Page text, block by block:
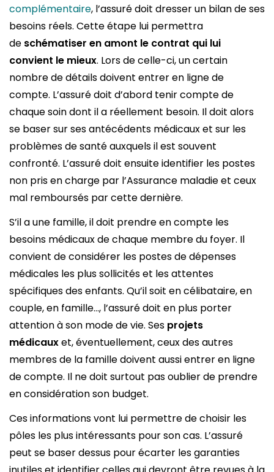
complémentaire, l’assuré doit dresser un bilan de ses
besoins réels. Cette étape lui permettra
de schématiser en amont le contrat qui lui
convient le mieux. Lors de celle-ci, un certain
nombre de détails doivent entrer en ligne de
compte. L’assuré doit d’abord tenir compte de
chaque soin dont il a réellement besoin. Il doit alors
se baser sur ses antécédents médicaux et sur les
problèmes de santé auxquels il est souvent
confronté. L’assuré doit ensuite identifier les postes
non pris en charge par l’Assurance maladie et ceux
mal remboursés par cette dernière.
S’il a une famille, il doit prendre en compte les
besoins médicaux de chaque membre du foyer. Il
convient de considérer les postes de dépenses
médicales les plus sollicités et les attentes
spécifiques des enfants. Qu’il soit en célibataire, en
couple, en famille…, l’assuré doit en plus porter
attention à son mode de vie. Ses projets
médicauxet, éventuellement, ceux des autres
membres de la famille doivent aussi entrer en ligne
de compte. Il ne doit surtout pas oublier de prendre
en considération son budget.
Ces informations vont lui permettre de choisir les
pôles les plus intéressants pour son cas. L’assuré
peut se baser dessus pour écarter les garanties